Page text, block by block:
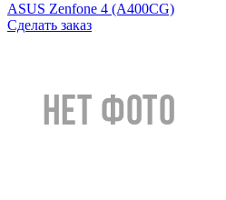
ASUS Zenfone 4 (A400CG)
Сделать заказ